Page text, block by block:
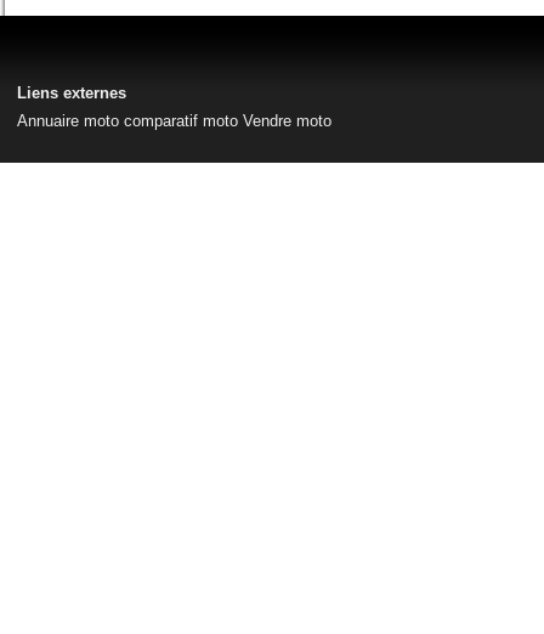
Liens externes
Annuaire moto comparatif moto Vendre moto